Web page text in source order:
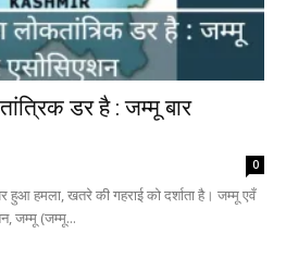
डर है : जम्मू बार
0
हमला, खतरे की गहराई को दर्शाता है। जम्मू एवँ
जम्मू (जम्मू...